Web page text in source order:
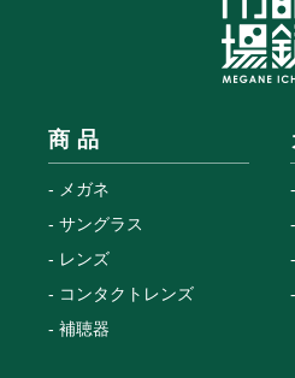
商 品
メガネ
サングラス
レンズ
コンタクトレンズ
補聴器